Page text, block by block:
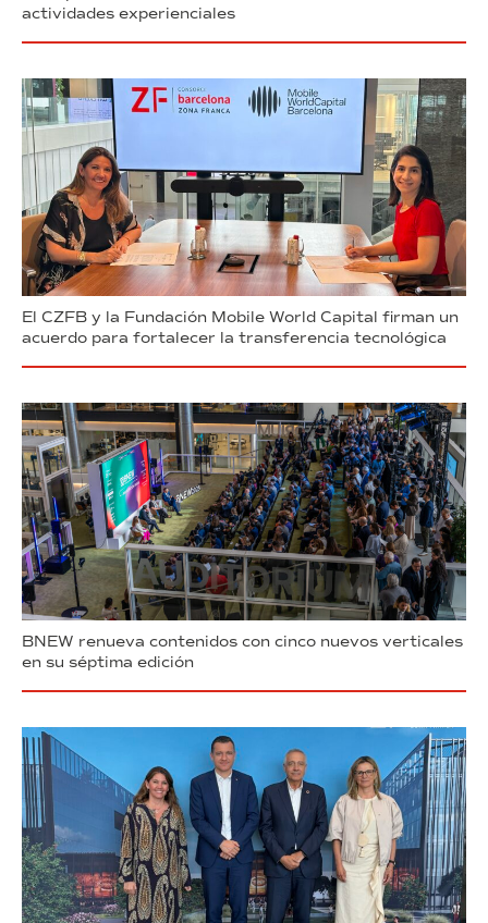
actividades experienciales
El CZFB y la Fundación Mobile World Capital firman un
acuerdo para fortalecer la transferencia tecnológica
BNEW renueva contenidos con cinco nuevos verticales
en su séptima edición